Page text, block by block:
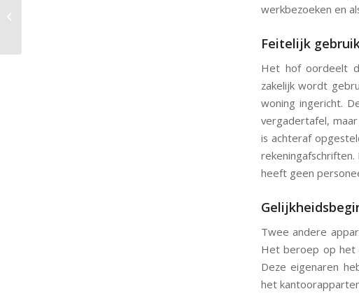
werkbezoeken en
Feitelijk
Het hof oordeelt
zakelijk wordt
woning ingericht.
vergadertafel,
is achteraf
heeft geen
Twee andere
Het beroep op het
Deze eigenaren
het